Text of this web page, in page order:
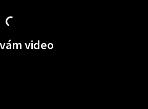
video